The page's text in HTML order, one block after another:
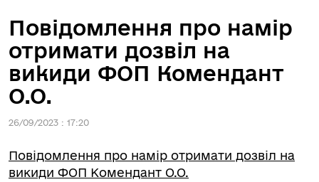
Повідомлення про намір
отримати дозвіл на
викиди ФОП Комендант
О.О.
26/09/2023 : 17:20
Повідомлення про намір отримати дозвіл на
викиди ФОП Комендант О.О.